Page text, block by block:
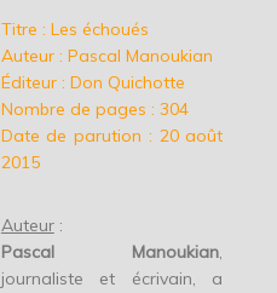
Titre : Les échoués
Auteur : Pascal Manoukian
Éditeur : Don Quichotte
Nombre de pages : 304
Date de parution : 20 août
2015
Auteur:
Pascal Manoukian,
journaliste et écrivain, a